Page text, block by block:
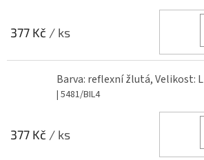
377 Kč / ks
Barva: reflexní žlutá, Velikost: L
| 5481/BIL4
377 Kč / ks